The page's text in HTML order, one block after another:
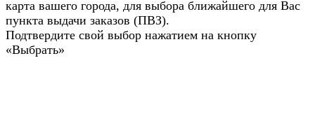
карта вашего города, для выбора ближайшего для Вас
пункта выдачи заказов (ПВЗ).
Подтвердите свой выбор нажатием на кнопку
«Выбрать»